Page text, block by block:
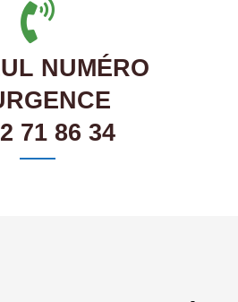
NUMÉRO
71 86 34